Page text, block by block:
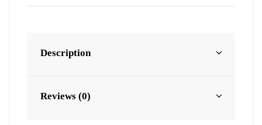
Description
Reviews (0)